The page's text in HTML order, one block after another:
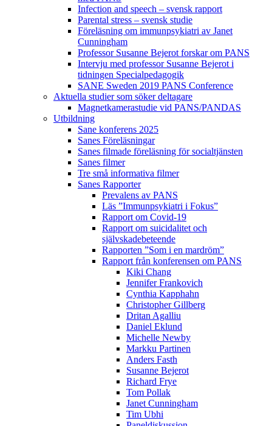
Infection and speech – svensk rapport
Parental stress – svensk studie
Föreläsning om immunpsykiatri av Janet
Cunningham
Professor Susanne Bejerot forskar om PANS
Intervju med professor Susanne Bejerot i
tidningen Specialpedagogik
SANE Sweden 2019 PANS Conference
Aktuella studier som söker deltagare
Magnetkamerastudie vid PANS/PANDAS
Utbildning
Sane konferens 2025
Sanes Föreläsningar
Sanes filmade föreläsning för socialtjänsten
Sanes filmer
Tre små informativa filmer
Sanes Rapporter
Prevalens av PANS
Läs ”Immunpsykiatri i Fokus”
Rapport om Covid-19
Rapport om suicidalitet och
självskadebeteende
Rapporten ”Som i en mardröm”
Rapport från konferensen om PANS
Kiki Chang
Jennifer Frankovich
Cynthia Kapphahn
Christopher Gillberg
Dritan Agalliu
Daniel Eklund
Michelle Newby
Markku Partinen
Anders Fasth
Susanne Bejerot
Richard Frye
Tom Pollak
Janet Cunningham
Tim Ubhi